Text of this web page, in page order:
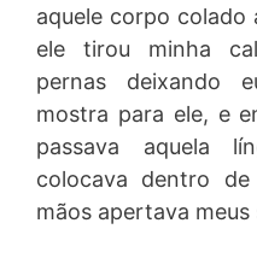
aquele corpo colado
ele tirou minha
pernas deixando
mostra para ele, e
passava aquela
colocava dentro
mãos apertava meus